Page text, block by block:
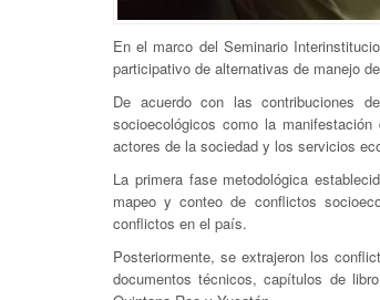
En el marco del Seminario
participativo de alternativas de manejo
De acuerdo con las contribuciones
socioecológicos como la
actores de la sociedad y los servicios
La primera fase metodológica
mapeo y conteo de conflictos
conflictos en el país.
Posteriormente, se extrajeron los
documentos técnicos, capítulos de